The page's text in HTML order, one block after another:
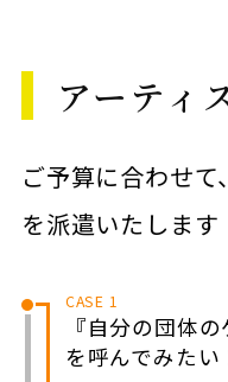
アーティ
ご予算に合わせて
を派遣いたします
CASE 1
『自分の団体
を呼んでみたい